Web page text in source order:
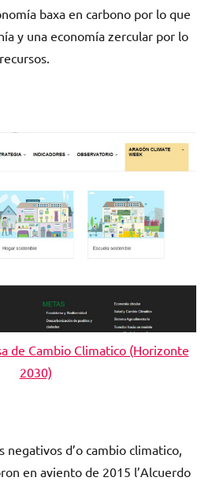
baxa en carbono por lo que
y una economía zercular por lo
de Cambio Climatico (Horizonte
2030)
negativos d’o cambio climatico,
en aviento de 2015 l’Alcuerdo